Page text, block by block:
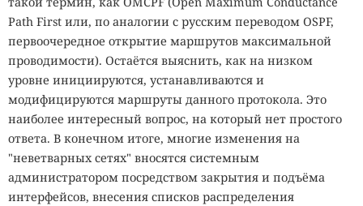
Path First или, по аналогии с русским переводом OSPF,
первоочередное открытие маршрутов максимальной
проводимости). Остаётся выяснить, как на низком
уровне инициируются, устанавливаются и
модифицируются маршруты данного протокола. Это
наиболее интересный вопрос, на который нет простого
ответа. В конечном итоге, многие изменения на
"неветварных сетях" вносятся системным
администратором посредством закрытия и подъёма
интерфейсов, внесения списков распределения